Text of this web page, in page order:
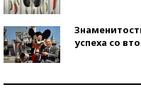
успеха со